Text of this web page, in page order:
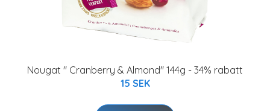
Nougat " Cranberry & Almond" 144g - 34% rabatt
15 SEK